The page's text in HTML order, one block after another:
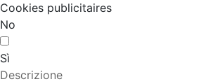
Cookies publicitaires
No
Sì
Descrizione